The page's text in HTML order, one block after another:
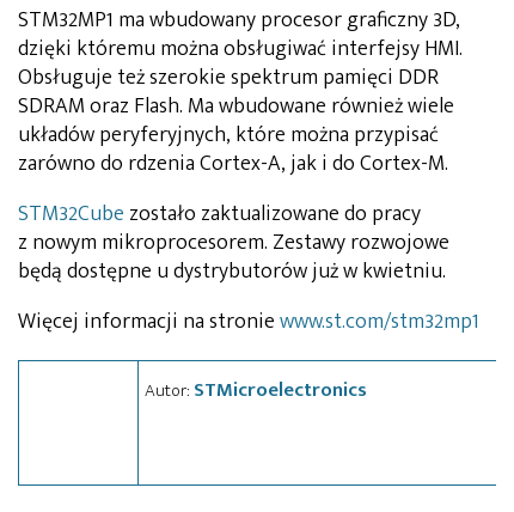
STM32MP1 ma wbudowany procesor graficzny 3D,
dzięki któremu można obsługiwać interfejsy HMI.
Obsługuje też szerokie spektrum pamięci DDR
SDRAM oraz Flash. Ma wbudowane również wiele
układów peryferyjnych, które można przypisać
zarówno do rdzenia Cortex-A, jak i do Cortex-M.
STM32Cube zostało zaktualizowane do pracy
z nowym mikroprocesorem. Zestawy rozwojowe
będą dostępne u dystrybutorów już w kwietniu.
Więcej informacji na stroniewww.st.com/stm32mp1
Autor: STMicroelectronics